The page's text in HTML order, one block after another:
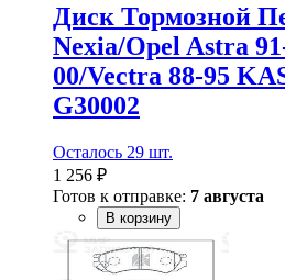
Диск Тормозной
Nexia/Opel Astra
00/Vectra 88-95
G30002
Осталось 29 шт.
1 256 ₽
Готов к отправке: 7 августа
В корзину